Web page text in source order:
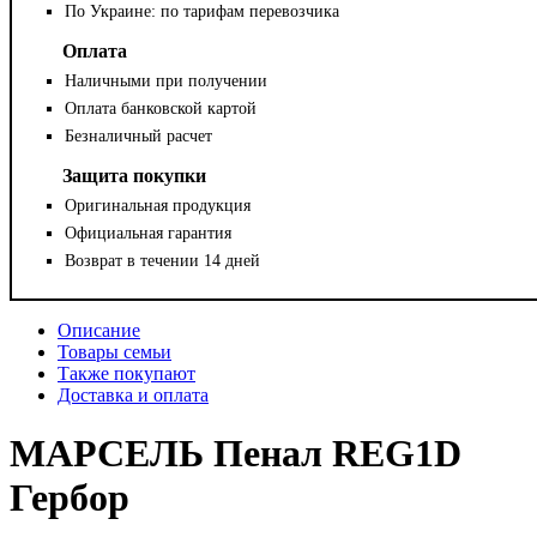
По Украине: по тарифам перевозчика
Оплата
Наличными при получении
Оплата банковской картой
Безналичный расчет
Защита покупки
Оригинальная продукция
Официальная гарантия
Возврат в течении 14 дней
Описание
Товары семьи
Также покупают
Доставка и оплата
МАРСЕЛЬ Пенал REG1D
Гербор